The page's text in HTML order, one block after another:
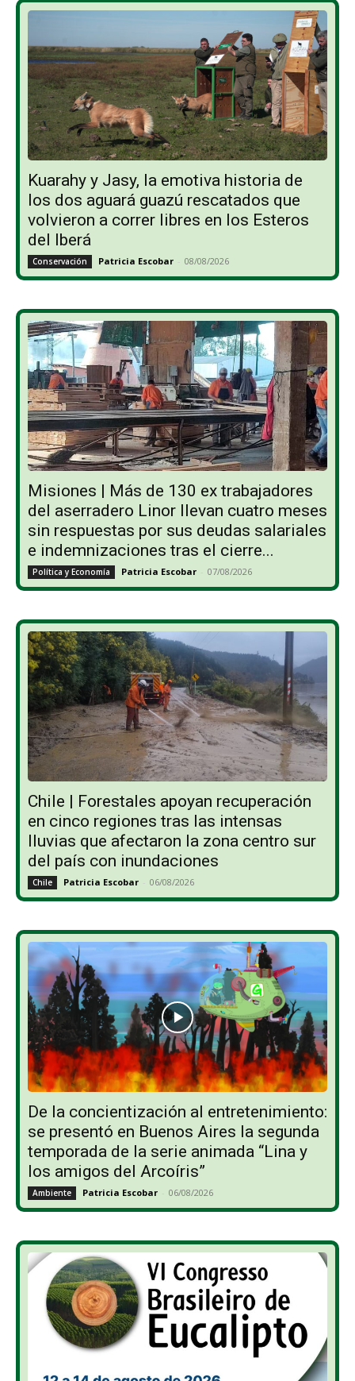
Kuarahy y Jasy, la emotiva historia de
los dos aguará guazú rescatados que
volvieron a correr libres en los Esteros
del Iberá
Conservación Patricia Escobar - 08/08/2026
Misiones | Más de 130 ex trabajadores
del aserradero Linor llevan cuatro meses
sin respuestas por sus deudas salariales
e indemnizaciones tras el cierre...
Política y Economía Patricia Escobar - 07/08/2026
Chile | Forestales apoyan recuperación
en cinco regiones tras las intensas
lluvias que afectaron la zona centro sur
del país con inundaciones
Chile Patricia Escobar - 06/08/2026
De la concientización al entretenimiento:
se presentó en Buenos Aires la segunda
temporada de la serie animada “Lina y
los amigos del Arcoíris”
Ambiente Patricia Escobar - 06/08/2026